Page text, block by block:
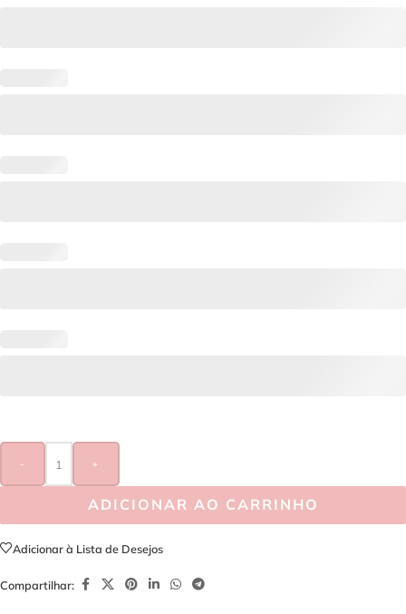
- +
ADICIONAR AO CARRINHO
Adicionar à Lista de Desejos
Compartilhar: